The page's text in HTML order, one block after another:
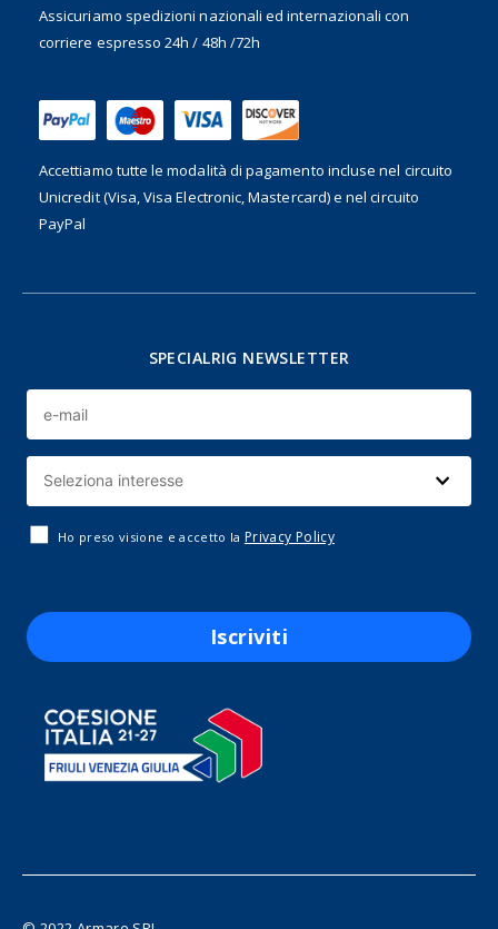
Assicuriamo spedizioni nazionali ed internazionalicon
corriere espresso 24h / 48h /72h
Accettiamo tutte le modalità di pagamento incluse nel circuito
Unicredit (Visa, Visa Electronic, Mastercard) e nel circuito
PayPal
SPECIALRIG NEWSLETTER
Ho preso visione e accetto la Privacy Policy
Iscriviti